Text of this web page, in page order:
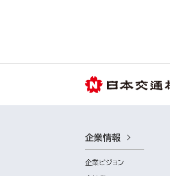
企業情報
企業ビジョン